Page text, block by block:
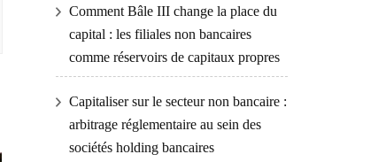
Comment Bâle III change la place du
capital : les filiales non bancaires
comme réservoirs de capitaux propres
Capitaliser sur le secteur non bancaire :
arbitrage réglementaire au sein des
sociétés holding bancaires